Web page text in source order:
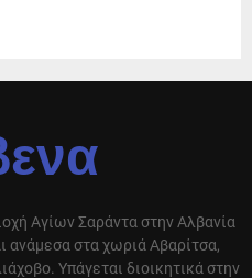
Αγίων Σαράντα στην Αλβανία
ανάμεσα στα χωριά Αβαρίτσα,
Υπάγεται διοικητικά στην